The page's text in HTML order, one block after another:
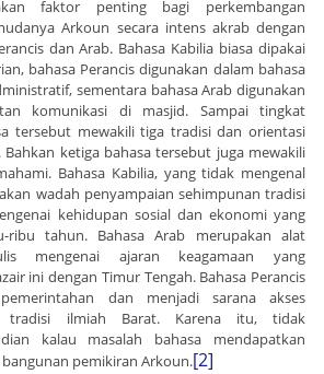
faktor penting bagi perkembangan
Arkoun secara intens akrab dengan
dan Arab. Bahasa Kabilia biasa dipakai
bahasa Perancis digunakan dalam bahasa
sementara bahasa Arab digunakan
komunikasi di masjid. Sampai tingkat
tersebut mewakili tiga tradisi dan orientasi
ketiga bahasa tersebut juga mewakili
Bahasa Kabilia, yang tidak mengenal
wadah penyampaian sehimpunan tradisi
kehidupan sosial dan ekonomi yang
ribu tahun. Bahasa Arab merupakan alat
mengenai ajaran keagamaan yang
ini dengan Timur Tengah. Bahasa Perancis
dan menjadi sarana akses
ilmiah Barat. Karena itu, tidak
kalau masalah bahasa mendapatkan
pemikiran Arkoun.[2]